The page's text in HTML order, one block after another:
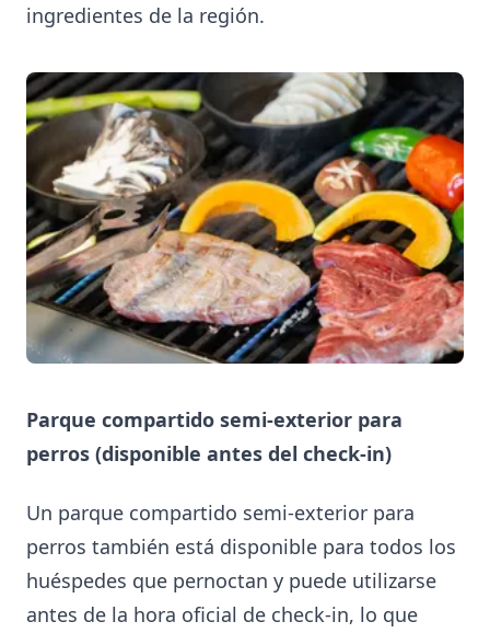
ingredientes de la región.
Parque compartido semi-exterior para
perros (disponible antes del check-in)
Un parque compartido semi-exterior para
perros también está disponible para todos los
huéspedes que pernoctan y puede utilizarse
antes de la hora oficial de check-in, lo que